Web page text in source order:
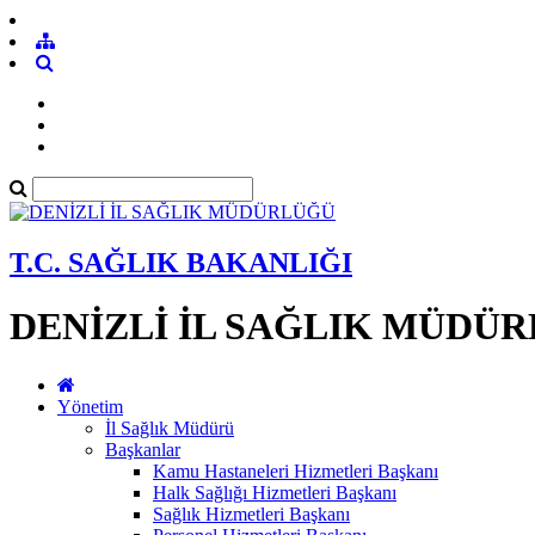
T.C. SAĞLIK BAKANLIĞI
DENİZLİ İL SAĞLIK
Yönetim
İl Sağlık Müdürü
Başkanlar
Kamu Hastaneleri Hizmetleri Başkanı
Halk Sağlığı Hizmetleri Başkanı
Sağlık Hizmetleri Başkanı